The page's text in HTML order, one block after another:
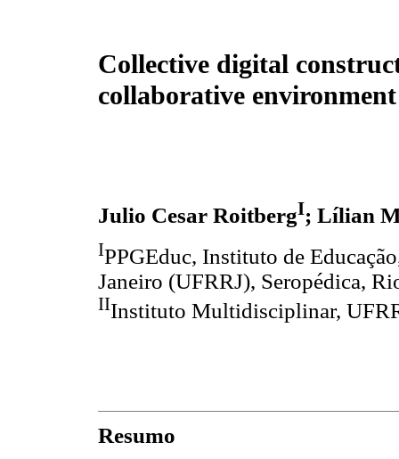
Collective digital
collaborative
Julio Cesar RoitbergI; Lílian
IPPGEduc, Instituto de
Janeiro (UFRRJ), Seropédica,
IIInstituto Multidisciplinar,
Resumo